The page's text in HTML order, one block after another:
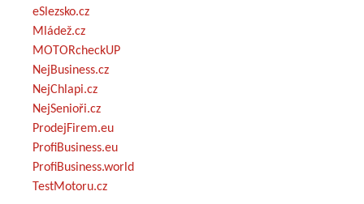
eSlezsko.cz
Mládež.cz
MOTORcheckUP
NejBusiness.cz
NejChlapi.cz
NejSenioři.cz
ProdejFirem.eu
ProfiBusiness.eu
ProfiBusiness.world
TestMotoru.cz